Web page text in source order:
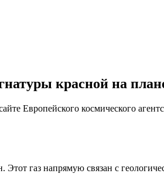
красной на
Европейского космического
газ напрямую связан с